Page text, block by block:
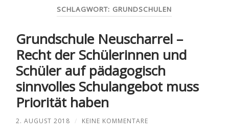
SCHLAGWORT: GRUNDSCHULEN
Grundschule Neuscharrel –
Recht der Schülerinnen und
Schüler auf pädagogisch
sinnvolles Schulangebot muss
Priorität haben
2. AUGUST 2018 / KEINE KOMMENTARE